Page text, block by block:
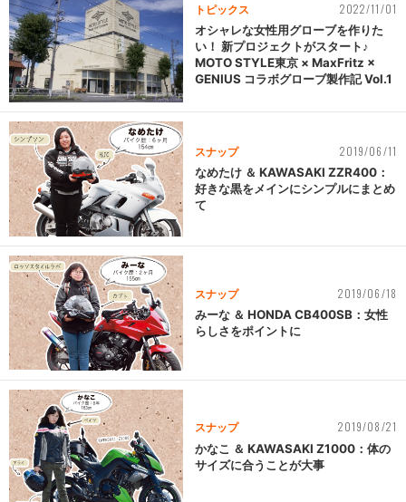
トピックス 2022/11/01
オシャレな女性用グローブを作りた
い！ 新プロジェクトがスタート♪
MOTO STYLE東京 × MaxFritz ×
GENIUS コラボグローブ製作記 Vol.1
スナップ 2019/06/11
なめたけ ＆ KAWASAKI ZZR400：
好きな黒をメインにシンプルにまとめ
て
スナップ 2019/06/18
みーな ＆ HONDA CB400SB：女性
らしさをポイントに
スナップ 2019/08/21
かなこ ＆ KAWASAKI Z1000：体の
サイズに合うことが大事